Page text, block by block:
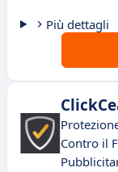
Più dettagli
Contro il